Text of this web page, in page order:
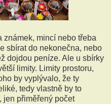
známek, mincí nebo třeba
sbírat do nekonečna, nebo
dojdou peníze. Ale u sbírky
limity. Limity prostoru,
by vyplývalo, že ty
tedy vlastně by to
jen přiměřený počet